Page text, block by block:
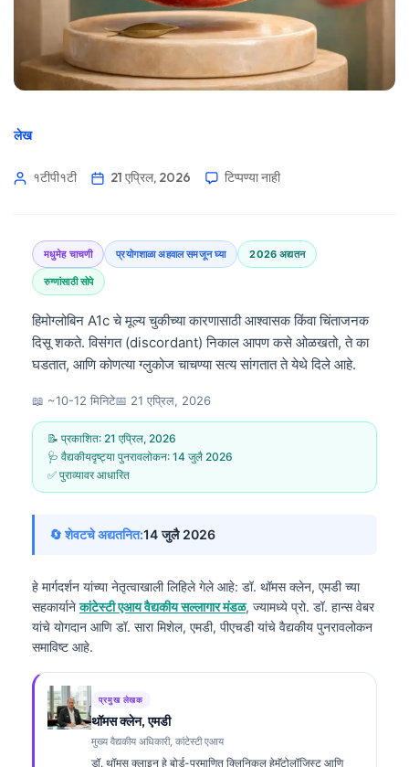
लेख
१टीपी१टी 21 एप्रिल, 2026 टिप्पण्या नाही
मधुमेह चाचणी प्रयोगशाळा अहवाल समजून घ्या 2026 अद्यतन
रुग्णांसाठी सोपे
हिमोग्लोबिन A1c चे मूल्य चुकीच्या कारणासाठी आश्वासक किंवा चिंताजनक
दिसू शकते. विसंगत (discordant) निकाल आपण कसे ओळखतो, ते का
घडतात, आणि कोणत्या ग्लुकोज चाचण्या सत्य सांगतात ते येथे दिले आहे.
📖 ~10-12 मिनिटे📅 21 एप्रिल, 2026
📝 प्रकाशित: 21 एप्रिल, 2026
🩺 वैद्यकीयदृष्ट्या पुनरावलोकन: 14 जुलै 2026
✅ पुराव्यावर आधारित
🔄 शेवटचे अद्यतनित:14 जुलै 2026
हे मार्गदर्शन यांच्या नेतृत्वाखाली लिहिले गेले आहे: डॉ. थॉमस क्लेन, एमडीच्या
सहकार्यानेकांटेस्टी एआय वैद्यकीय सल्लागार मंडळ, ज्यामध्ये प्रो. डॉ. हान्स वेबर
यांचे योगदान आणि डॉ. सारा मिशेल, एमडी, पीएचडी यांचे वैद्यकीय पुनरावलोकन
समाविष्ट आहे.
प्रमुख लेखक
थॉमस क्लेन, एमडी
मुख्य वैद्यकीय अधिकारी, कांटेस्टी एआय
डॉ. थॉमस क्लाइन हे बोर्ड-प्रमाणित क्लिनिकल हेमॅटोलॉजिस्ट आणि